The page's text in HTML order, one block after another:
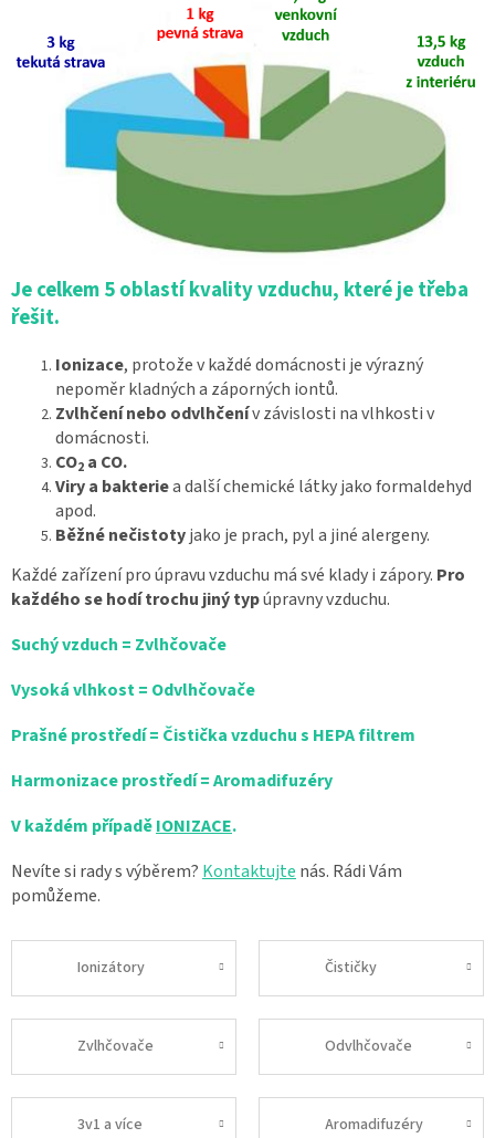
Je celkem 5 oblastí kvality vzduchu, které je třeba
řešit.
Ionizace, protože v každé domácnosti je výrazný
nepoměr kladných a záporných iontů.
Zvlhčení nebo odvlhčenív závislosti na vlhkosti v
domácnosti.
CO2 a CO.
Viry a bakteriea další chemické látky jako formaldehyd
apod.
Běžné nečistotyjako je prach, pyl a jiné alergeny.
Každé zařízení pro úpravu vzduchu má své klady i zápory. Pro
každého se hodí trochu jiný typúpravny vzduchu.
Suchý vzduch = Zvlhčovače
Vysoká vlhkost = Odvlhčovače
Prašné prostředí = Čistička vzduchu s HEPA filtrem
Harmonizace prostředí = Aromadifuzéry
V každém případěIONIZACE.
Nevíte si rady s výběrem? Kontaktujte nás. Rádi Vám
pomůžeme.
Ionizátory Čističky
Zvlhčovače Odvlhčovače
3v1 a více Aromadifuzéry